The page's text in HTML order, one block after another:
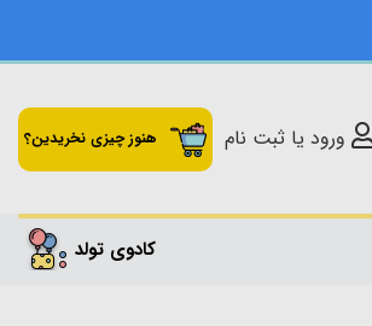
ورود یا ثبت نام هنوز چیزی نخریدین؟
کادوی تولد